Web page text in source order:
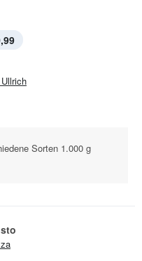
Sorten 1.000 g